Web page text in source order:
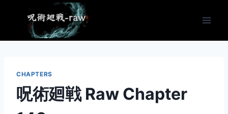
content
CHAPTERS
呪術廻戦 Raw Chapter